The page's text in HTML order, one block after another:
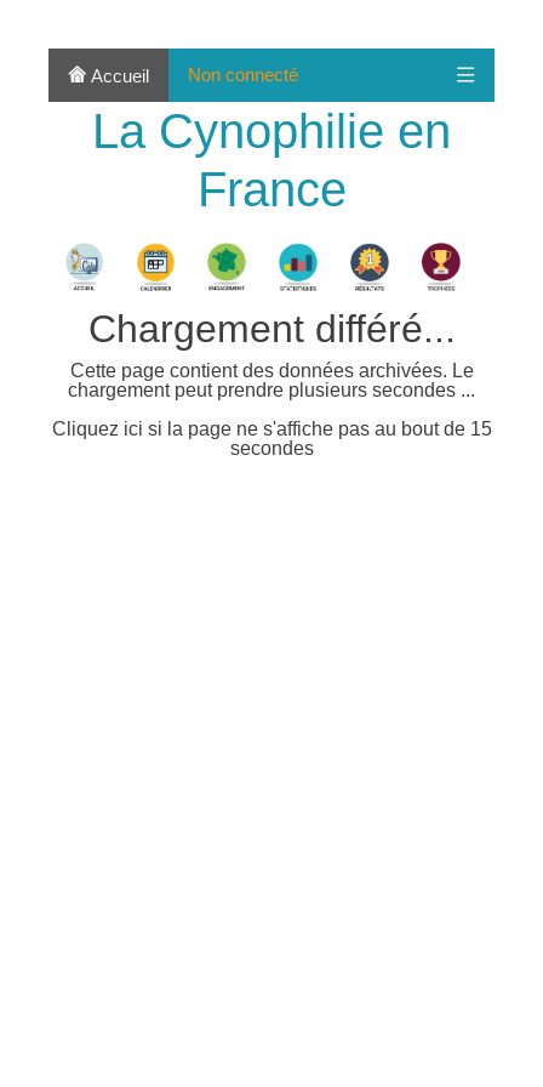
Accueil Non connecté
La Cynophilie en
France
Chargement différé...
Cette page contient des données archivées. Le
chargement peut prendre plusieurs secondes ...
Cliquez ici si la page ne s'affiche pas au bout de 15
secondes